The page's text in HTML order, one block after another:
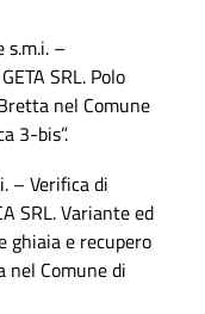
–
SRL. Polo
nel Comune
3-bis”.
– Verifica di
SRL. Variante ed
ghiaia e recupero
nel Comune di